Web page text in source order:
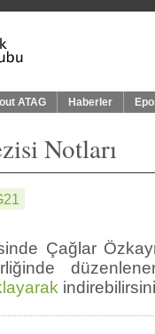
ATAG Haberler
Notları
Çağlar